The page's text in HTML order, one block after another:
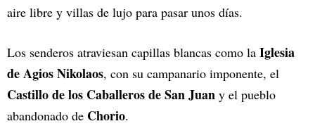
aire libre y villas de lujo para pasar unos días.
Los senderos atraviesan capillas blancas como la Iglesia
de Agios Nikolaos, con su campanario imponente, el
Castillo de los Caballeros de San Juan y el pueblo
abandonado de Chorio.